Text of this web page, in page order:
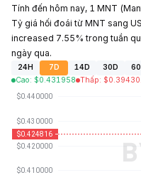
Tính đến hôm nay, 1 MNT
Tỷ giá hối đoái từ MNT sang
increased 7.55% trong tuần
ngày qua.
24H 7D 14D 30D
Cao: $0.431958 Thấp: $